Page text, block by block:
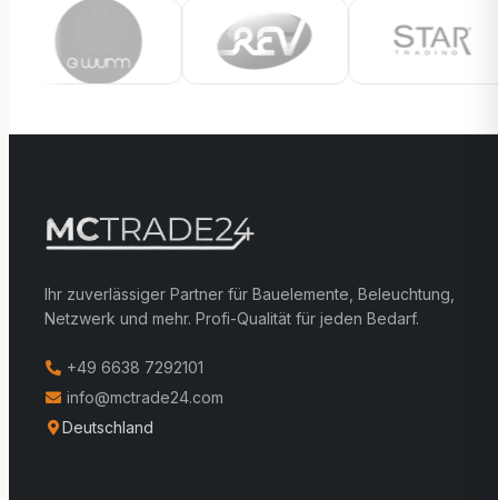
Ihr zuverlässiger Partner für Bauelemente, Beleuchtung,
Netzwerk und mehr. Profi-Qualität für jeden Bedarf.
+49 6638 7292101
info@mctrade24.com
Deutschland